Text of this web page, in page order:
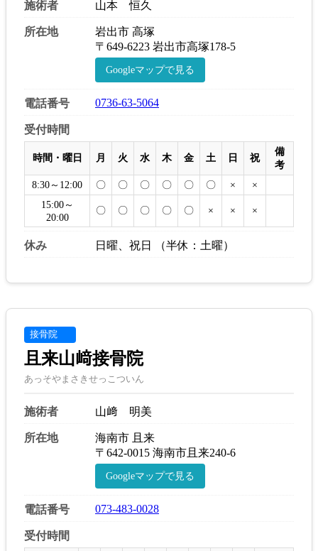
施術者 山本 恒久
所在地
岩出市 高塚
〒649-6223 岩出市高塚178-5
Googleマップで見る
電話番号 0736-63-5064
受付時間
時間・曜日 月 火 水 木 金 土 日 祝
備
考
8:30～12:00
〇 〇 〇 〇 〇 〇 ×
×
15:00～
20:00
〇 〇 〇 〇 〇 × × ×
休み 日曜、祝日 （半休：土曜）
接骨院
且来山﨑接骨院
あっそやまさきせっこついん
施術者 山﨑 明美
所在地
海南市 且来
〒642-0015 海南市且来240-6
Googleマップで見る
電話番号 073-483-0028
受付時間